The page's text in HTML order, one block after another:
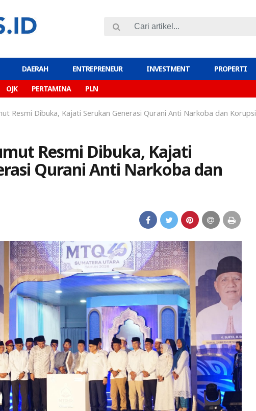
DAERAH ENTREPRENEUR INVESTMENT PROPERTI
OJK PERTAMINA PLN
Resmi Dibuka, Kajati Serukan Generasi Qurani Anti Narkoba dan Korupsi
Resmi Dibuka, Kajati
Qurani Anti Narkoba dan